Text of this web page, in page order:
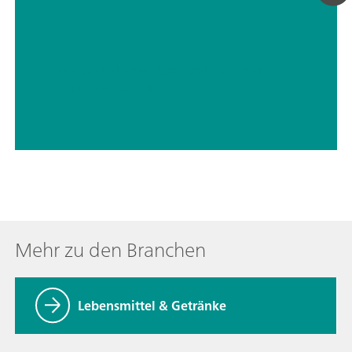
Mehr zu den Branchen
Lebensmittel & Getränke